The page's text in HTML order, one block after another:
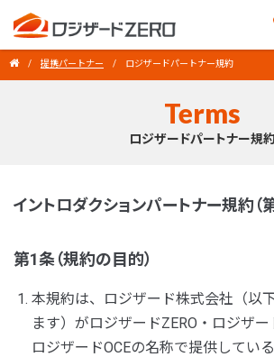
提携パートナー ロジザードパートナー規約
Terms
ロジザードパートナー規約
イントロダクションパートナー規約（第
第1条（規約の目的）
本規約は、ロジザード株式会社（以
ます）がロジザードZERO・ロジザー
ロジザードOCEの名称で提供してい